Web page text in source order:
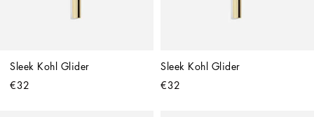
Sleek Kohl Glider
€32
Sleek Kohl Glider
€32